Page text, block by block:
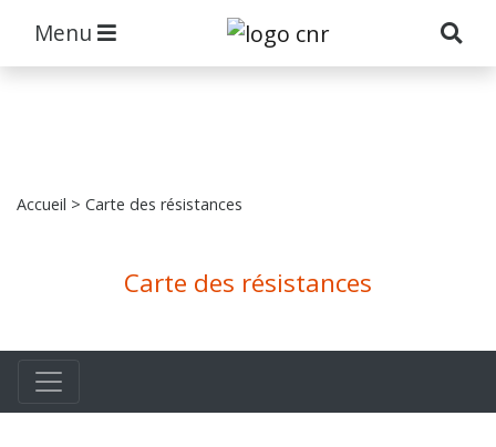
Menu
Accueil > Carte des résistances
Carte des résistances